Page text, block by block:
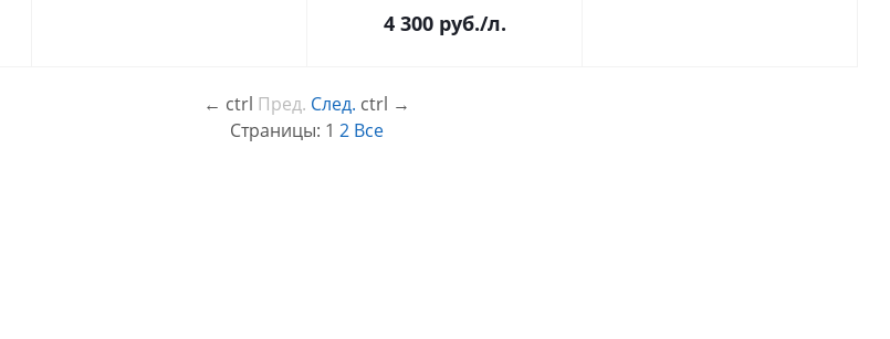
4 300 руб./л.
← ctrl Пред. След. ctrl →
Страницы: 1 2 Все